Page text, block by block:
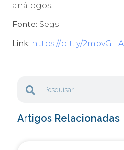
análogos.
Fonte: Segs
Link: https://bit.ly/2mbvGHA
Artigos Relacionadas